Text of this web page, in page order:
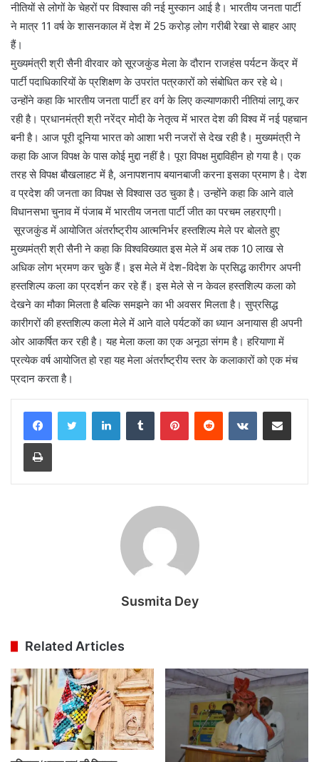
नीतियों से लोगों के चेहरों पर विश्वास की नई मुस्कान आई है। भारतीय जनता पार्टी
ने मात्र 11 वर्ष के शासनकाल में देश में 25 करोड़ लोग गरीबी रेखा से बाहर आए
हैं।
मुख्यमंत्री श्री सैनी वीरवार को सूरजकुंड मेला के दौरान राजहंस पर्यटन केंद्र में
पार्टी पदाधिकारियों के प्रशिक्षण के उपरांत पत्रकारों को संबोधित कर रहे थे।
उन्होंने कहा कि भारतीय जनता पार्टी हर वर्ग के लिए कल्याणकारी नीतियां लागू कर
रही है। प्रधानमंत्री श्री नरेंद्र मोदी के नेतृत्व में भारत देश की विश्व में नई पहचान
बनी है। आज पूरी दूनिया भारत को आशा भरी नजरों से देख रही है। मुख्यमंत्री ने
कहा कि आज विपक्ष के पास कोई मुद्दा नहीं है। पूरा विपक्ष मुद्दाविहीन हो गया है। एक
तरह से विपक्ष बौखलाहट में है, अनापशनाप बयानबाजी करना इसका प्रमाण है। देश
व प्रदेश की जनता का विपक्ष से विश्वास उठ चुका है। उन्होंने कहा कि आने वाले
विधानसभा चुनाव में पंजाब में भारतीय जनता पार्टी जीत का परचम लहराएगी।
सूरजकुंड में आयोजित अंतर्राष्ट्रीय आत्मनिर्भर हस्तशिल्प मेले पर बोलते हुए
मुख्यमंत्री श्री सैनी ने कहा कि विश्वविख्यात इस मेले में अब तक 10 लाख से
अधिक लोग भ्रमण कर चुके हैं। इस मेले में देश-विदेश के प्रसिद्ध कारीगर अपनी
हस्तशिल्प कला का प्रदर्शन कर रहे हैं। इस मेले से न केवल हस्तशिल्प कला को
देखने का मौका मिलता है बल्कि समझने का भी अवसर मिलता है। सुप्रसिद्ध
कारीगरों की हस्तशिल्प कला मेले में आने वाले पर्यटकों का ध्यान अनायास ही अपनी
ओर आकर्षित कर रही है। यह मेला कला का एक अनूठा संगम है। हरियाणा में
प्रत्येक वर्ष आयोजित हो रहा यह मेला अंतर्राष्ट्रीय स्तर के कलाकारों को एक मंच
प्रदान करता है।
LinkedInTumblr PinterestReddit VKontakteShare via Email
Print
Susmita Dey
Related Articles